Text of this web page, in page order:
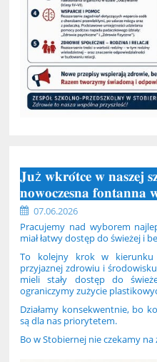
𝐉𝐮ż 𝐰𝐤𝐫𝐨́𝐭𝐜𝐞 𝐰 𝐧𝐚𝐬𝐳𝐞𝐣
𝐧𝐨𝐰𝐨𝐜𝐳𝐞𝐬𝐧𝐚 𝐟𝐨𝐧𝐭𝐚𝐧𝐧𝐚
07.06.2026
Pracujemy nad wyborem
miał łatwy dostęp do świeżej i
To kolejny krok w kierunku
przyjaznej zdrowiu i
mieli stały dostęp do
ograniczymy zużycie
Działamy konsekwentnie, bo
są dla nas priorytetem.
Bo w Stobiernej nie czekamy